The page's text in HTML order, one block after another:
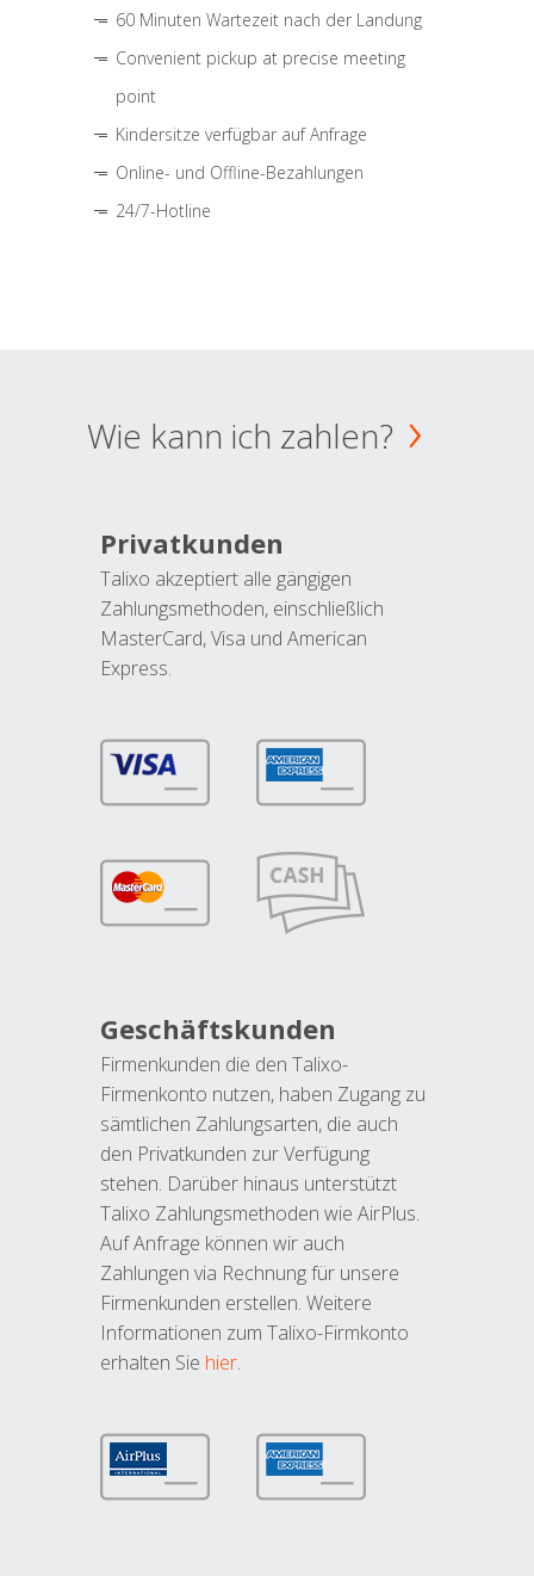
60 Minuten Wartezeit nach der Landung
Convenient pickup at precise meeting
point
Kindersitze verfügbar auf Anfrage
Online- und Offline-Bezahlungen
24/7-Hotline
Wie kann ich zahlen?
Privatkunden
Talixo akzeptiert alle gängigen
Zahlungsmethoden, einschließlich
MasterCard, Visa und American
Express.
Geschäftskunden
Firmenkunden die den Talixo-
Firmenkonto nutzen, haben Zugang zu
sämtlichen Zahlungsarten, die auch
den Privatkunden zur Verfügung
stehen. Darüber hinaus unterstützt
Talixo Zahlungsmethoden wie AirPlus.
Auf Anfrage können wir auch
Zahlungen via Rechnung für unsere
Firmenkunden erstellen. Weitere
Informationen zum Talixo-Firmkonto
erhalten Sie hier.